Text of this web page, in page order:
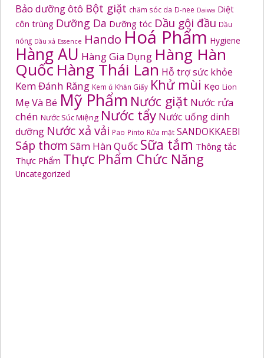
Bảo dưỡng ôtô Bột giặt chăm sóc da D-nee Daiwa Diệt
côn trùng Dưỡng Da Dưỡng tóc Dầu gội đầu Dầu
nóng Dầu xả Essence Hando Hoá Phẩm Hygiene
Hàng AU Hàng Gia Dụng Hàng Hàn
Quốc Hàng Thái Lan Hỗ trợ sức khỏe
Kem Đánh Răng Kem ủ Khăn Giấy Khử mùi Kẹo Lion
Mẹ Và Bé Mỹ Phẩm Nước giặt Nước rửa
chén Nước Súc Miệng Nước tẩy Nước uống dinh
dưỡng Nước xả vải Pao Pinto Rửa mặt SANDOKKAEBI
Sáp thơm Sâm Hàn Quốc Sữa tắm Thông tắc
Thực Phẩm Thực Phẩm Chức Năng
Uncategorized